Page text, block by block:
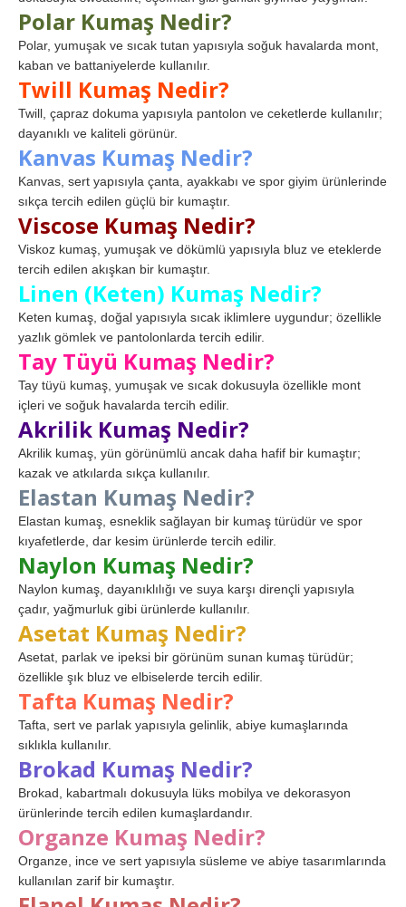
Polar Kumaş Nedir?
Polar, yumuşak ve sıcak tutan yapısıyla soğuk havalarda mont,
kaban ve battaniyelerde kullanılır.
Twill Kumaş Nedir?
Twill, çapraz dokuma yapısıyla pantolon ve ceketlerde kullanılır;
dayanıklı ve kaliteli görünür.
Kanvas Kumaş Nedir?
Kanvas, sert yapısıyla çanta, ayakkabı ve spor giyim ürünlerinde
sıkça tercih edilen güçlü bir kumaştır.
Viscose Kumaş Nedir?
Viskoz kumaş, yumuşak ve dökümlü yapısıyla bluz ve eteklerde
tercih edilen akışkan bir kumaştır.
Linen (Keten) Kumaş Nedir?
Keten kumaş, doğal yapısıyla sıcak iklimlere uygundur; özellikle
yazlık gömlek ve pantolonlarda tercih edilir.
Tay Tüyü Kumaş Nedir?
Tay tüyü kumaş, yumuşak ve sıcak dokusuyla özellikle mont
içleri ve soğuk havalarda tercih edilir.
Akrilik Kumaş Nedir?
Akrilik kumaş, yün görünümlü ancak daha hafif bir kumaştır;
kazak ve atkılarda sıkça kullanılır.
Elastan Kumaş Nedir?
Elastan kumaş, esneklik sağlayan bir kumaş türüdür ve spor
kıyafetlerde, dar kesim ürünlerde tercih edilir.
Naylon Kumaş Nedir?
Naylon kumaş, dayanıklılığı ve suya karşı dirençli yapısıyla
çadır, yağmurluk gibi ürünlerde kullanılır.
Asetat Kumaş Nedir?
Asetat, parlak ve ipeksi bir görünüm sunan kumaş türüdür;
özellikle şık bluz ve elbiselerde tercih edilir.
Tafta Kumaş Nedir?
Tafta, sert ve parlak yapısıyla gelinlik, abiye kumaşlarında
sıklıkla kullanılır.
Brokad Kumaş Nedir?
Brokad, kabartmalı dokusuyla lüks mobilya ve dekorasyon
ürünlerinde tercih edilen kumaşlardandır.
Organze Kumaş Nedir?
Organze, ince ve sert yapısıyla süsleme ve abiye tasarımlarında
kullanılan zarif bir kumaştır.